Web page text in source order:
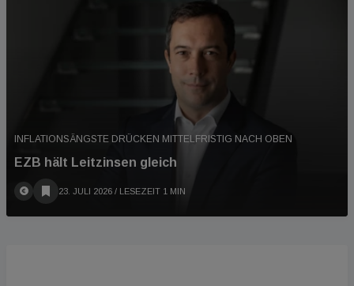
INFLATIONSÄNGSTE DRÜCKEN MITTELFRISTIG NACH OBEN
EZB hält Leitzinsen gleich
23. JULI 2026 / LESEZEIT 1 MIN